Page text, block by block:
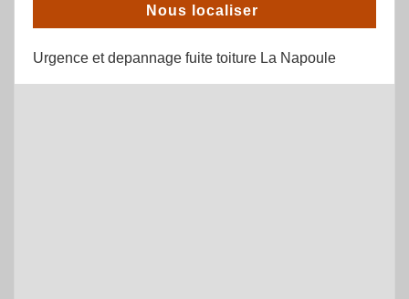
Nous localiser
Urgence et depannage fuite toiture La Napoule